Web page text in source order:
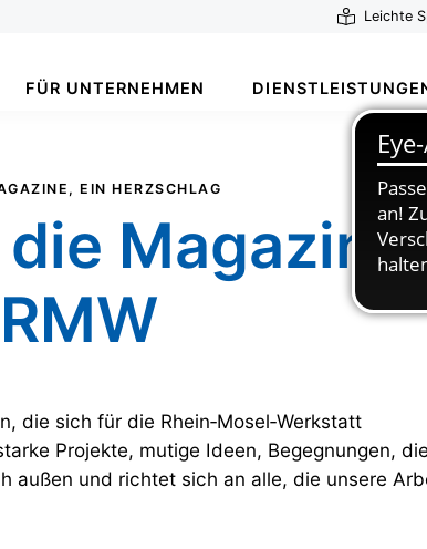
Leichte
FÜR UNTERNEHMEN
Magazine
RMW
EIN HERZSCHLAG
die sich für die Rhein‑Mosel‑Werkstatt
Projekte, mutige Ideen, Begegnungen, die
außen und richtet sich an alle, die unsere